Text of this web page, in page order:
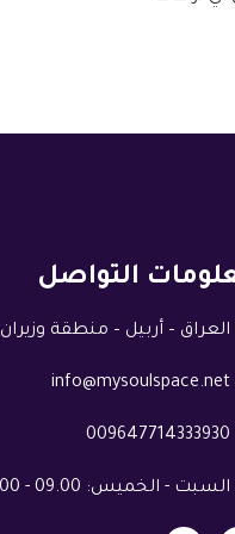
التواصل
العراق – أربيل – منطقة وزيران
info@mysoulspace.net
009647714333930
السبت - الخميس: 09.00 - 20.00